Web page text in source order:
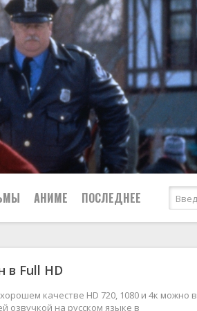
Приключения
АНИМЕ ПОСЛЕДНЕЕ
2024
в Full HD
качестве HD 720, 1080 и 4к можно в
озвучкой на русском языке в